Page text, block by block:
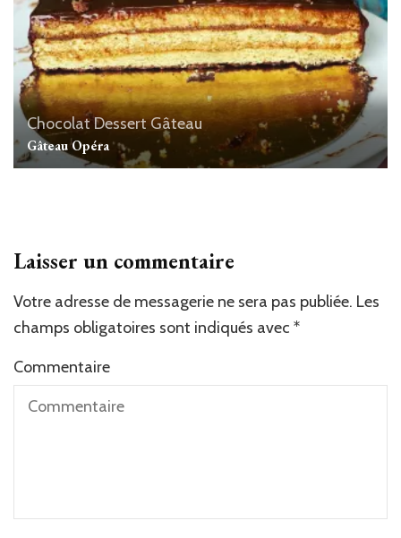
ChocolatDessertGâteau
Gâteau Opéra
Laisser un commentaire
Votre adresse de messagerie ne sera pas publiée. Les
champs obligatoires sont indiqués avec *
Commentaire